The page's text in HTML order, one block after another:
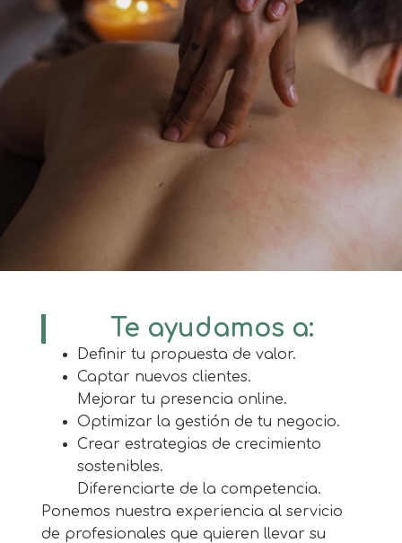
Te ayudamos a:
Definir tu propuesta de valor.
Captar nuevos clientes.
Mejorar tu presencia online.
Optimizar la gestión de tu negocio.
Crear estrategias de crecimiento
sostenibles.
Diferenciarte de la competencia.
Ponemos nuestra experiencia al servicio
de profesionales que quieren llevar su